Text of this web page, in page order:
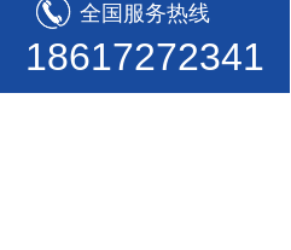
全国服务热线
18617272341